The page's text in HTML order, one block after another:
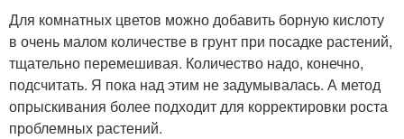
Для комнатных цветов можно добавить борную кислоту
в очень малом количестве в грунт при посадке растений,
тщательно перемешивая. Количество надо, конечно,
подсчитать. Я пока над этим не задумывалась. А метод
опрыскивания более подходит для корректировки роста
проблемных растений.